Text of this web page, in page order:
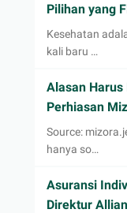
Pilihan yang
Kesehatan
kali baru …
Alasan Harus
Perhiasan
Source:
hanya so…
Asuransi
Direktur